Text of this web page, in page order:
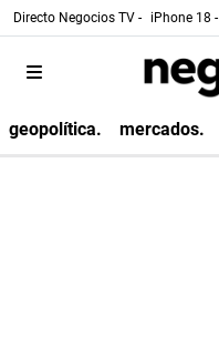
Directo Negocios TV - iPhone 18 -
geopolítica. mercados.